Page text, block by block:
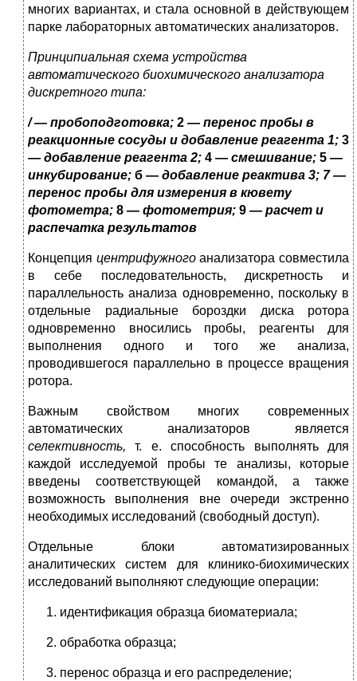
многих вариантах, и стала основной в действующем
парке лабораторных автоматических анализаторов.
Принципиальная схема устройства
автоматического биохими­ческого анализатора
дискретного типа:
/ — пробоподготовка; 2 — перенос пробы в
реакционные сосуды и добавление реагента 1; 3
— добавление реагента 2; 4 — смешивание; 5 —
инкубирование; б — добавление реактива 3; 7 —
перенос пробы для измерения в кювету
фотометра; 8 — фотометрия; 9 — расчет и
распечатка результатов
Концепция центрифужногоанализатора совместила
в себе по­следовательность, дискретность и
параллельность анализа одно­временно, поскольку в
отдельные радиальные бороздки диска ро­тора
одновременно вносились пробы, реагенты для
выполнения одного и того же анализа,
проводившегося параллельно в процес­се вращения
ротора.
Важным свойством многих современных
автоматических ана­лизаторов является
селективность,т. е. способность выполнять для
каждой исследуемой пробы те анализы, которые
введены соот­ветствующей командой, а также
возможность выполнения вне очереди экстренно
необходимых исследований (свободный дос­туп).
Отдельные блоки автоматизированных
аналитических систем для клинико-биохимических
исследований выполняют следующие операции:
идентификация образца биоматериала;
обработка образца;
перенос образца и его распределение;